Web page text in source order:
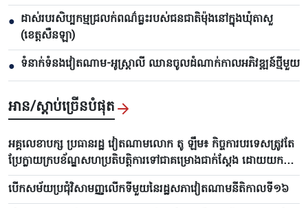
● ដាស់របរសិប្បកម្មជ្រលក់ពណ៌ធ្លះរបស់ជនជាតិម៉ុងនៅក្នុងឃុំតាសួ
(ខេត្តសឺនឡា)
● ទំនាក់ទំនងវៀតណាម-អូស្ត្រាលី ឈាន​ចូលដំណាក់កាលអភិវឌ្ឍន៍ថ្មីមួយ
អាន/ស្តាប់ច្រើនបំផុត
អគ្គលេខាបក្ស ប្រធានរដ្ឋ វៀតណាមលោក តូ ឡឹម៖ កិច្ចការបរទេសត្រូវតែ
ប្រែក្លាយក្របខ័ណ្ឌសហប្រតិបត្តិការទៅជាគម្រោងជាក់ស្តែង ដោយយក
ប្រសិទ្ធភាពពិតប្រាកដធ្វើជារង្វាស់
បើកសម័យប្រជុំវិសាមញ្ញលើកទីមួយនៃរដ្ឋសភាវៀតណាមនីតិកាលទី១៦